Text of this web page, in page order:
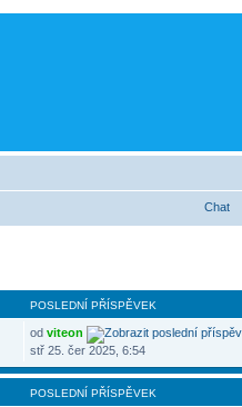
Chat
POSLEDNÍ PŘÍSPĚVEK
odviteon
stř 25. čer 2025, 6:54
POSLEDNÍ PŘÍSPĚVEK